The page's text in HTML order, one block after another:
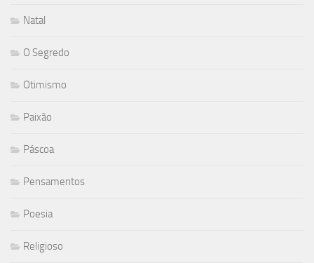
Natal
O Segredo
Otimismo
Paixão
Páscoa
Pensamentos
Poesia
Religioso